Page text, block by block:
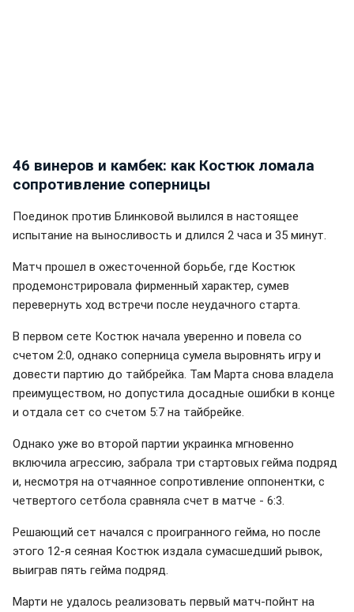
46 винеров и камбек: как Костюк ломала
сопротивление соперницы
Поединок против Блинковой вылился в настоящее
испытание на выносливость и длился 2 часа и 35 минут.
Матч прошел в ожесточенной борьбе, где Костюк
продемонстрировала фирменный характер, сумев
перевернуть ход встречи после неудачного старта.
В первом сете Костюк начала уверенно и повела со
счетом 2:0, однако соперница сумела выровнять игру и
довести партию до тайбрейка. Там Марта снова владела
преимуществом, но допустила досадные ошибки в конце
и отдала сет со счетом 5:7 на тайбрейке.
Однако уже во второй партии украинка мгновенно
включила агрессию, забрала три стартовых гейма подряд
и, несмотря на отчаянное сопротивление оппонентки, с
четвертого сетбола сравняла счет в матче - 6:3.
Решающий сет начался с проигранного гейма, но после
этого 12-я сеяная Костюк издала сумасшедший рывок,
выиграв пять гейма подряд.
Марти не удалось реализовать первый матч-пойнт на